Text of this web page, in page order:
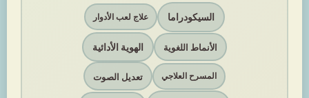
السيكودراما علاج لعب الأدوار
الأنماط اللغوية الهوية الأدائية
المسرح العلاجي تعديل الصوت